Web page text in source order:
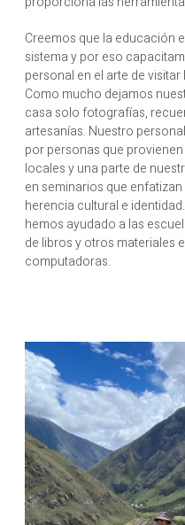
Creemos que la educación
sistema y por eso
personal en el arte de
Como mucho dejamos
casa solo fotografías,
artesanías. Nuestro
por personas que
locales y una parte de
en seminarios que
herencia cultural e
hemos ayudado a las
de libros y otros materiales
computadoras.